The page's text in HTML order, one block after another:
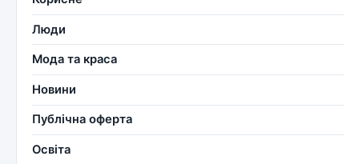
Люди
Мода та краса
Новини
Публічна оферта
Освіта